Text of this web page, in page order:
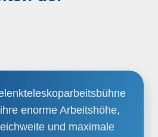
Korb
enorme Arbeitshöhe,
und maximale